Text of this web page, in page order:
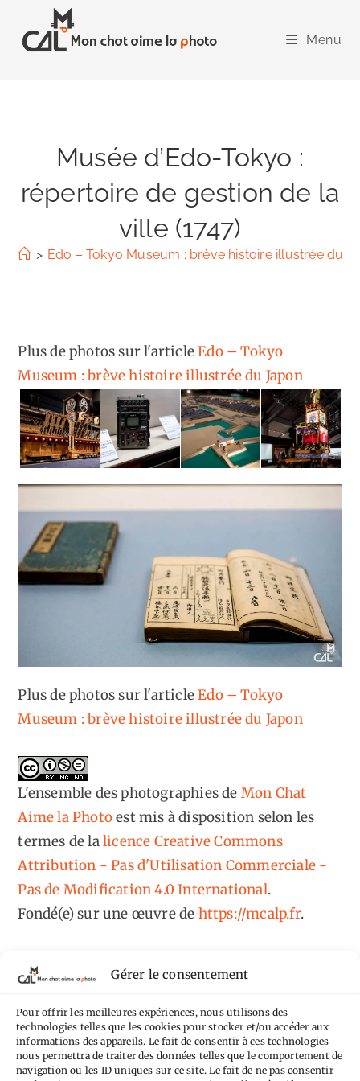
Gérer le consentement
Pour offrir les meilleures expériences, nous utilisons des
technologies telles que les cookies pour stocker et/ou accéder aux
informations des appareils. Le fait de consentir à ces technologies
nous permettra de traiter des données telles que le comportement de
navigation ou les ID uniques sur ce site. Le fait de ne pas consentir
content
Menu
Musée d’Edo-Tokyo :
répertoire de gestion de la
ville (1747)
> Edo – Tokyo Museum : brève histoire illustrée du
Plus de photos sur l'articleEdo – Tokyo
Museum : brève histoire illustrée du Japon
Plus de photos sur l'articleEdo – Tokyo
Museum : brève histoire illustrée du Japon
L'ensemble des photographiesde Mon Chat
Aime la Photoest mis à disposition selon les
termes de lalicence Creative Commons
Attribution - Pas d'Utilisation Commerciale -
Pas de Modification 4.0 International.
Fondé(e) sur une œuvre de https://mcalp.fr.
Tags
AilleursAimez-vous bordelAllemagne Andorre